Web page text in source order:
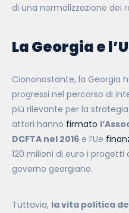
di una normalizzazione dei
La Georgia e
Ciononostante, la Georgia
progressi nel percorso di
più rilevante per la
attori hanno firmato
DCFTA nel 2016 e l’Ue
120 milioni di euro i
governo georgiano.
Tuttavia, la vita politica